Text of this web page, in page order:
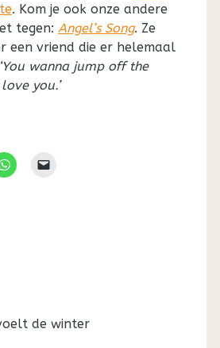
. Kom je ook onze andere
tegen: Angel’s Song. Ze
een vriend die er helemaal
‘You wanna jump off the
you.’
de winter